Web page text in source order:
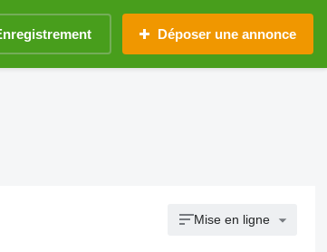
Déposer une annonce
Mise en ligne